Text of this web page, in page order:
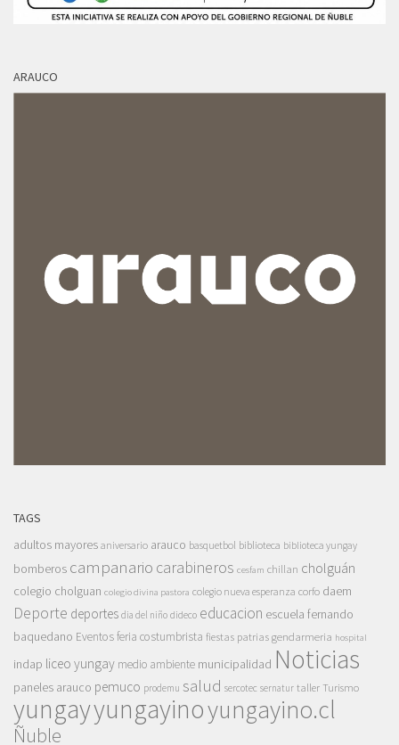
ARAUCO
TAGS
adultos mayores aniversario arauco basquetbol biblioteca biblioteca yungay
bomberos campanario carabineros cesfam chillan cholguán
colegio cholguan colegio divina pastora colegio nueva esperanza corfo daem
Deporte deportes dia del niño dideco educacion escuela fernando
baquedano Eventosferia costumbrista fiestas patrias gendarmeria hospital
indap liceo yungay medio ambiente municipalidad Noticias
paneles arauco pemuco prodemu salud sercotec sernatur taller Turismo
yungayyungayinoyungayino.cl
Ñuble